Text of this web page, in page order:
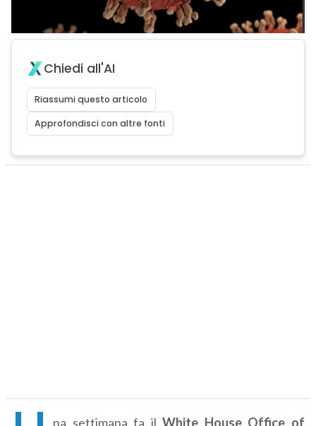
Chiedi all'AI
Riassumi questo articolo
Approfondisci con altre fonti
na settimana fa ilWhite House Office of